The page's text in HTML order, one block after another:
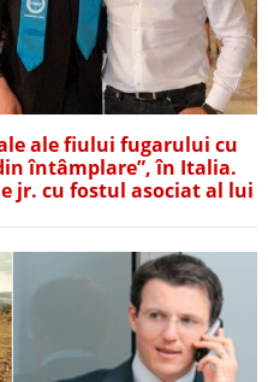
ale fiului fugarului cu
întâmplare”, în Italia.
jr. cu fostul asociat al lui